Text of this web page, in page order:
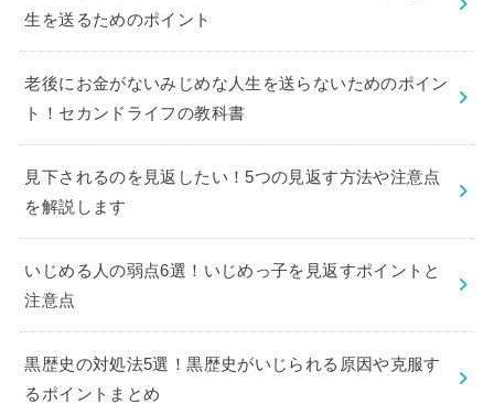
生を送るためのポイント
老後にお金がないみじめな人生を送らないためのポイン
ト！セカンドライフの教科書
見下されるのを見返したい！5つの見返す方法や注意点
を解説します
いじめる人の弱点6選！いじめっ子を見返すポイントと
注意点
黒歴史の対処法5選！黒歴史がいじられる原因や克服す
るポイントまとめ